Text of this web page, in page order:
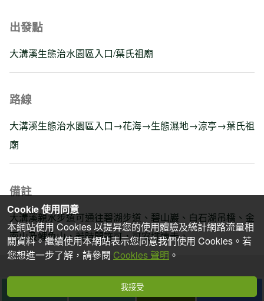
出發點
大溝溪生態治水園區入口/葉氏祖廟
路線
大溝溪生態治水園區入口→花海→生態濕地→涼亭→葉氏祖
廟
備註
大溝溪親水步道可通往碧湖步道、碧山巖、白石湖吊橋、金
面山及鯉魚山，若時間許可，可安排連走。
Cookie 使用同意
本網站使用 Cookies 以提昇您的使用體驗及統計網路流量相
關資料。繼續使用本網站表示您同意我們使用 Cookies。若
您想進一步了解，請參閱 Cookies 聲明 。
我接受